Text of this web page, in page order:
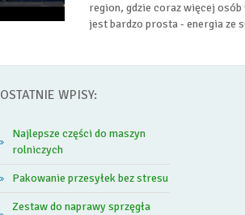
region, gdzie coraz więcej osób
jest bardzo prosta - energia ze
OSTATNIE WPISY:
Najlepsze części do maszyn
rolniczych
Pakowanie przesyłek bez stresu
Zestaw do naprawy sprzęgła